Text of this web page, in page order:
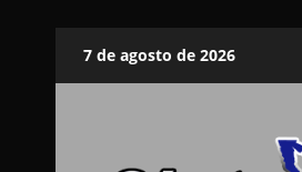
7 de agosto de 2026